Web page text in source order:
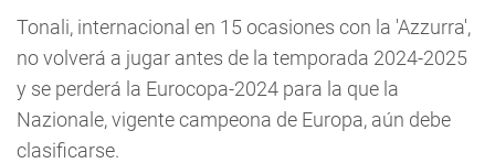
Tonali, internacional en 15 ocasiones con la 'Azzurra',
no volverá a jugar antes de la temporada 2024-2025
y se perderá la Eurocopa-2024 para la que la
Nazionale, vigente campeona de Europa, aún debe
clasificarse.